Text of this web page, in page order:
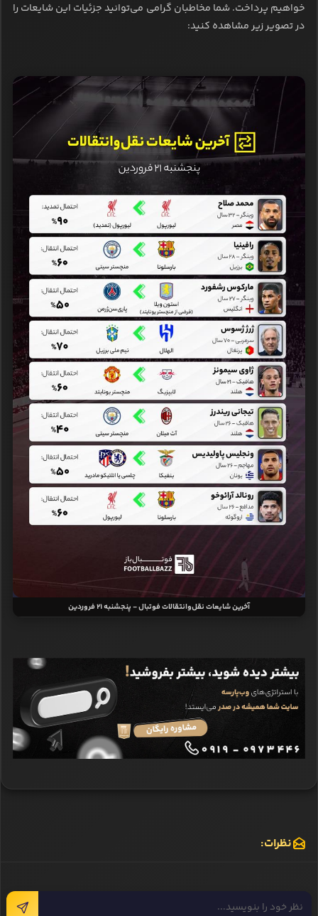
خواهیم پرداخت. شما مخاطبان گرامی می‌توانید جزئیات این شایعات را
در تصویر زیر مشاهده کنید:
آخرین شایعات نقل‌وانتقالات فوتبال - پنجشنبه 21 فروردین
نظرات: